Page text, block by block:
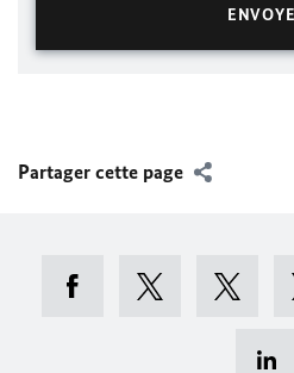
Partager cette page